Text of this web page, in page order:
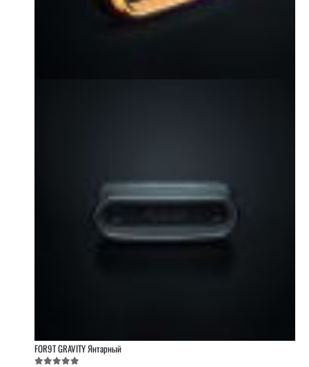
FOR9T GRAVITY Янтарный